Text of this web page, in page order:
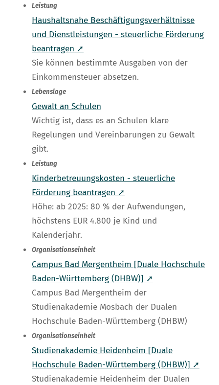
Leistung
Haushaltsnahe Beschäftigungsverhältnisse
und Dienstleistungen - steuerliche Förderung
beantragen ➚
Sie können bestimmte Ausgaben von der
Einkommensteuer absetzen.
Lebenslage
Gewalt an Schulen
Wichtig ist, dass es an Schulen klare
Regelungen und Vereinbarungen zu Gewalt
gibt.
Leistung
Kinderbetreuungskosten - steuerliche
Förderung beantragen ➚
Höhe: ab 2025: 80 % der Aufwendungen,
höchstens EUR 4.800 je Kind und
Kalenderjahr.
Organisationseinheit
Campus Bad Mergentheim [Duale Hochschule
Baden-Württemberg (DHBW)] ➚
Campus Bad Mergentheim der
Studienakademie Mosbach der Dualen
Hochschule Baden-Württemberg (DHBW)
Organisationseinheit
Studienakademie Heidenheim [Duale
Hochschule Baden-Württemberg (DHBW)] ➚
Studienakademie Heidenheim der Dualen